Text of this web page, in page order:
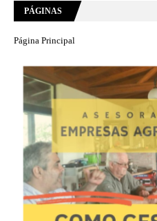
PÁGINAS
Página Principal